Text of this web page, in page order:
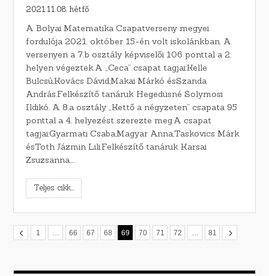
2021.11.08. hétfő
A Bolyai Matematika Csapatverseny megyei
fordulója 2021. október 15-én volt iskolánkban. A
versenyen a 7.b osztály képviselői 106 ponttal a 2.
helyen végeztek.A „Ceca” csapat tagjai:Kelle
Bulcsú,Kovács Dávid,Makai Márkó ésSzanda
András.Felkészítő tanáruk Hegedüsné Solymosi
Ildikó. A 8.a osztály „Kettő a négyzeten” csapata 95
ponttal a 4. helyezést szerezte meg.A csapat
tagjai:Gyarmati Csaba,Magyar Anna,Taskovics Márk
ésToth Jázmin Lili.Felkészítő tanáruk Karsai
Zsuzsanna.…
Teljes cikk...
1 … 66 67 68 69 70 71 72 … 81